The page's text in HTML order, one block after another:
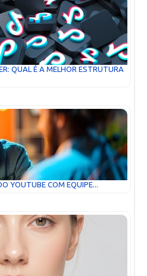
QUAL É A MELHOR ESTRUTURA
YOUTUBE COM EQUIPE...